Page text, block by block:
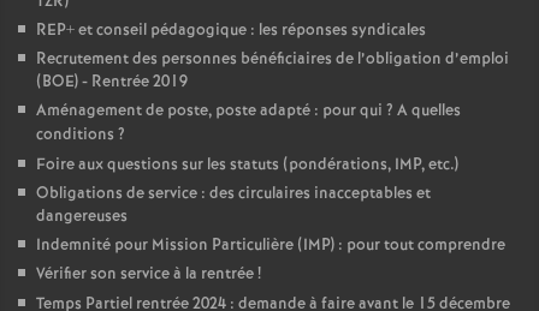
REP+ et conseil pédagogique : les réponses syndicales
Recrutement des personnes bénéficiaires de l’obligation d’emploi
(BOE) - Rentrée 2019
Aménagement de poste, poste adapté : pour qui ? A quelles
conditions ?
Foire aux questions sur les statuts (pondérations, IMP, etc.)
Obligations de service : des circulaires inacceptables et
dangereuses
Indemnité pour Mission Particulière (IMP) : pour tout comprendre
Vérifier son service à la rentrée!
Temps Partiel rentrée 2024 : demande à faire avant le 15 décembre